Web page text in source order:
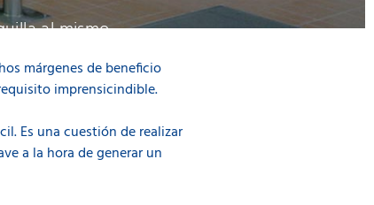
al mismo
márgenes de beneficio
imprensicindible.
Es una cuestión de realizar
a la hora de generar un